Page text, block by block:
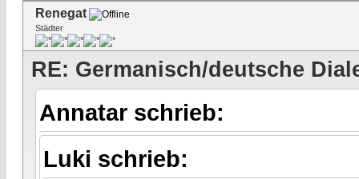
Renegat
Städter
RE: Germanisch/deutsche
Annatar schrieb:
Luki schrieb: